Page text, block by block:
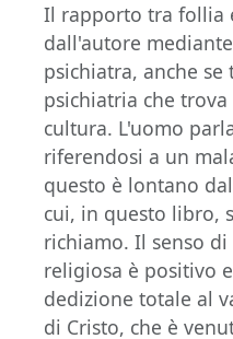
Il rapporto tra follia
dall'autore
psichiatra, anche
psichiatria che
cultura. L'uomo
riferendosi a un
questo è lontano
cui, in questo libro,
richiamo. Il senso
religiosa è positivo
dedizione totale al
di Cristo, che è